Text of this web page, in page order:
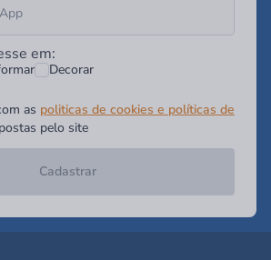
em:
Decorar
as politicas de cookies e políticas de
pelo site
Cadastrar